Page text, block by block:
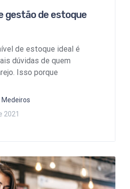
gestão de estoque
de estoque ideal é
dúvidas de quem
Isso porque
Medeiros
2021